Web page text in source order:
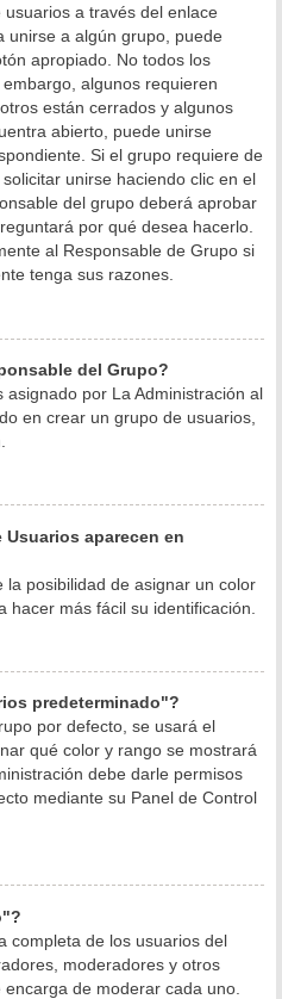
a través del enlace
unirse a algún grupo, puede
apropiado. No todos los
algunos requieren
están cerrados y algunos
abierto, puede unirse
Si el grupo requiere de
unirse haciendo clic en el
del grupo deberá aprobar
por qué desea hacerlo.
al Responsable de Grupo si
tenga sus razones.
del Grupo?
por La Administración al
en crear un grupo de usuarios,
aparecen en
la posibilidad de asignar un color
más fácil su identificación.
predeterminado"?
por defecto, se usará el
qué color y rango se mostrará
debe darle permisos
mediante su Panel de Control
completa de los usuarios del
moderadores y otros
de moderar cada uno.